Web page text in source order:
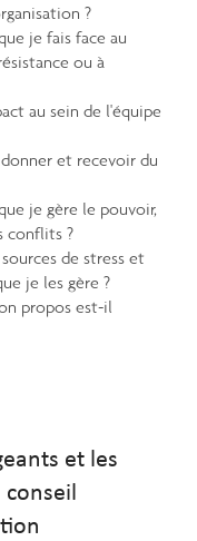
?
je fais face au
ou à
au sein de l'équipe
et recevoir du
je gère le pouvoir,
conflits ?
de stress et
je les gère ?
propos est-il
et les